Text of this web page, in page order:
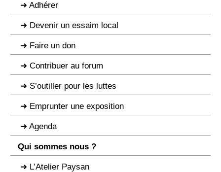
Adhérer
Devenir un essaim local
Faire un don
Contribuer au forum
S’outiller pour les luttes
Emprunter une exposition
Agenda
Qui sommes nous ?
L’Atelier Paysan